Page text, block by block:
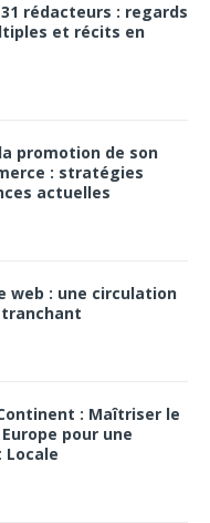
rédacteurs : regards
et récits en
promotion de son
: stratégies
actuelles
web : une circulation
tranchant
: Maîtriser le
pour une
Locale